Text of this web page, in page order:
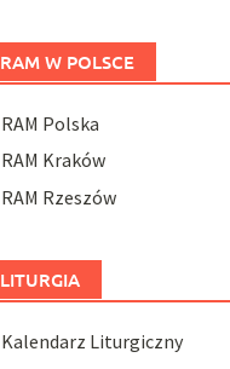
RAM W POLSCE
RAM Polska
RAM Kraków
RAM Rzeszów
LITURGIA
Kalendarz Liturgiczny